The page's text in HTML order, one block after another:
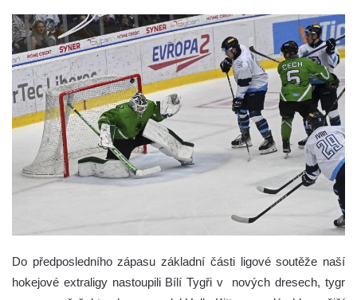
Do předposledního zápasu základní části ligové soutěže naší
hokejové extraligy nastoupili Bílí Tygři v nových dresech, tygr